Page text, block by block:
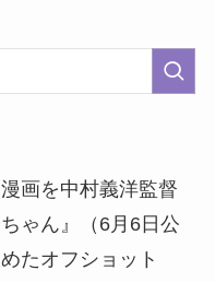
画を中村義洋監督
ゃん』（6月6日公
たオフショット